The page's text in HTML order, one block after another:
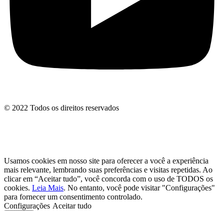
© 2022 Todos os direitos reservados
Usamos cookies em nosso site para oferecer a você a experiência
mais relevante, lembrando suas preferências e visitas repetidas. Ao
clicar em “Aceitar tudo”, você concorda com o uso de TODOS os
cookies. Leia Mais. No entanto, você pode visitar "Configurações"
para fornecer um consentimento controlado.
Configurações Aceitar tudo